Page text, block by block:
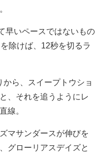
早いペースではないもの
除けば、12秒を切るラ
ら、スイープトウショ
、それを追うようにレ
線。
マサンダースが伸びを
グローリアスデイズと